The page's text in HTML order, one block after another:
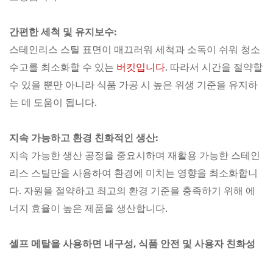
간편한 세척 및 유지보수:
스테인리스 스틸 표면이 매끄러워 세척과 소독이 쉬워 청소
수고를 최소화할 수 있는 버킷입니다. 따라서 시간을 절약할
수 있을 뿐만 아니라 식품 가공 시 높은 위생 기준을 유지하
는 데 도움이 됩니다.
지속 가능하고 환경 친화적인 생산:
지속 가능한 생산 공정을 중요시하며 재활용 가능한 스테인
리스 스틸만을 사용하여 환경에 미치는 영향을 최소화합니
다. 자원을 절약하고 최고의 환경 기준을 충족하기 위해 에
너지 효율이 높은 제품을 생산합니다.
셀프 메탈을 사용하면 내구성, 식품 안전 및 사용자 친화성